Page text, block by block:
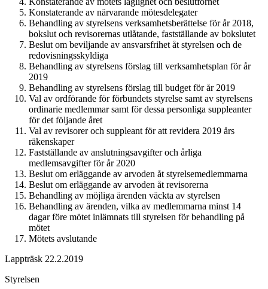
Konstaterande av närvarande mötesdelegater
Behandling av styrelsens verksamhetsberättelse för år 2018,
bokslut och revisorernas utlåtande, fastställande av bokslutet
Beslut om beviljande av ansvarsfrihet åt styrelsen och de
redovisningsskyldiga
Behandling av styrelsens förslag till verksamhetsplan för år
2019
Behandling av styrelsens förslag till budget för år 2019
Val av ordförande för förbundets styrelse samt av styrelsens
ordinarie medlemmar samt för dessa personliga suppleanter
för det följande året
Val av revisorer och suppleant för att revidera 2019 års
räkenskaper
Fastställande av anslutningsavgifter och årliga
medlemsavgifter för år 2020
Beslut om erläggande av arvoden åt styrelsemedlemmarna
Beslut om erläggande av arvoden åt revisorerna
Behandling av möjliga ärenden väckta av styrelsen
Behandling av ärenden, vilka av medlemmarna minst 14
dagar före mötet inlämnats till styrelsen för behandling på
mötet
Mötets avslutande
Lappträsk 22.2.2019
Styrelsen